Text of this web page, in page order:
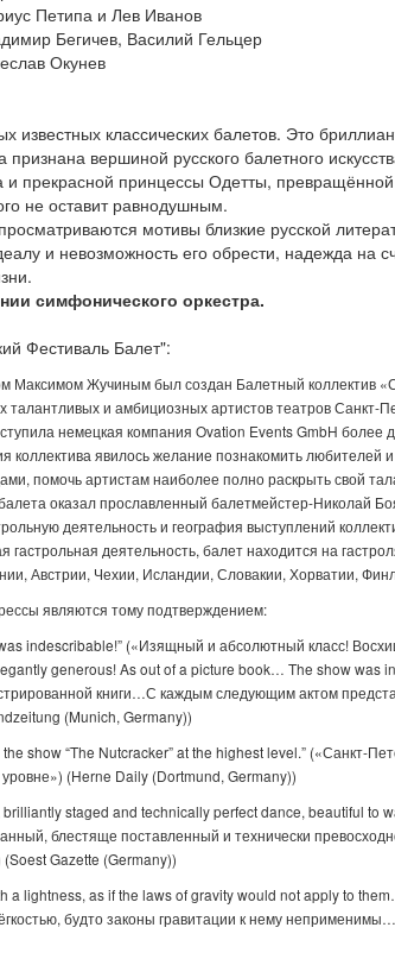
Петипа и Лев Иванов
Бегичев, Василий Гельцер
Окунев
известных классических балетов. Это
вершиной русского балетного
прекрасной принцессы Одетты,
не оставит равнодушным.
мотивы близкие русской
и невозможность его обрести, надежда на
симфонического оркестра.
Фестиваль Балет":
Максимом Жучиным был создан Балетный коллектив
и амбициозных артистов театров Санкт-
немецкая компания Ovation Events GmbH более
явилось желание познакомить любителей и
помочь артистам наиболее полно раскрыть свой
оказал прославленный балетмейстер-Николай
деятельность и география выступлений
деятельность, балет находится на
Австрии, Чехии, Исландии, Словакии, Хорватии,
являются тому подтверждением:
indescribable!” («Изящный и абсолютный класс!
generous! As out of a picture book… The show was
книги…С каждым следующим актом
(Munich, Germany))
show “The Nutcracker” at the highest level.” («Санкт-
(Herne Daily (Dortmund, Germany))
staged and technically perfect dance, beautiful to
блестяще поставленный и технически
Gazette (Germany))
a lightness, as if the laws of gravity would not apply to
будто законы гравитации к нему